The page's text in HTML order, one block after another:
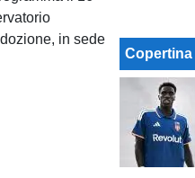
in sede
Copertina